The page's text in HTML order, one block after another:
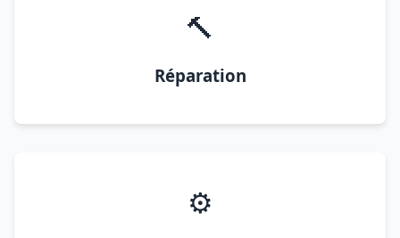
🔨
Réparation
⚙️